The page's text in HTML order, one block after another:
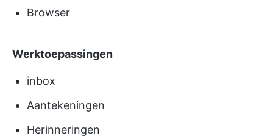
Browser
Werktoepassingen
inbox
Aantekeningen
Herinneringen